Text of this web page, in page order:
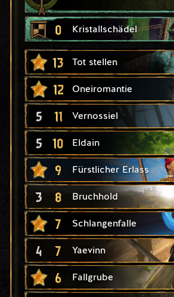
0 Kristallschädel
13 Tot stellen
12 Oneiromantie
5 11 Vernossiel
5 10 Eldain
9 Fürstlicher Erlass
3 8 Bruchhold
7 Schlangenfalle
4 7 Yaevinn
6 Fallgrube